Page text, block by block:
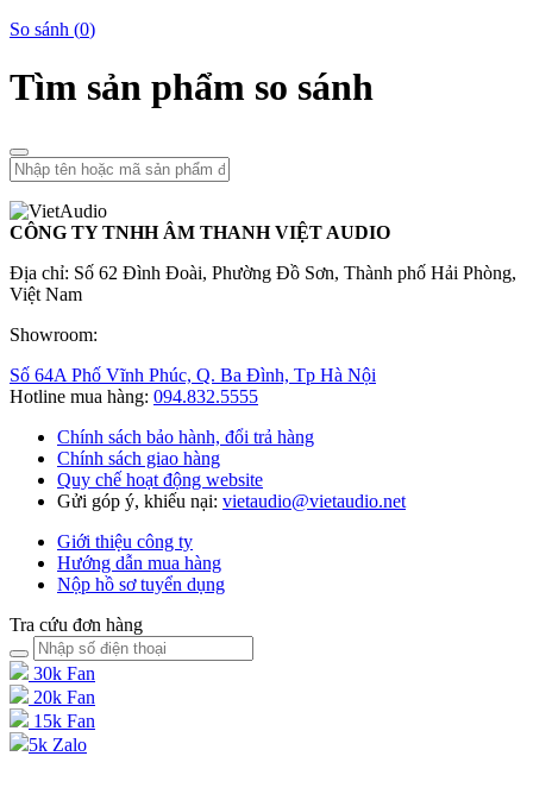
So sánh (0)
Tìm sản phẩm so sánh
CÔNG TY TNHH ÂM THANH VIỆT AUDIO
Địa chỉ: Số 62 Đình Đoài, Phường Đồ Sơn, Thành phố Hải Phòng,
Việt Nam
Showroom:
Số 64A Phố Vĩnh Phúc, Q. Ba Đình, Tp Hà Nội
Hotline mua hàng: 094.832.5555
Chính sách bảo hành, đổi trả hàng
Chính sách giao hàng
Quy chế hoạt động website
Gửi góp ý, khiếu nại: vietaudio@vietaudio.net
Giới thiệu công ty
Hướng dẫn mua hàng
Nộp hồ sơ tuyển dụng
Tra cứu đơn hàng
30k Fan
20k Fan
15k Fan
5k Zalo